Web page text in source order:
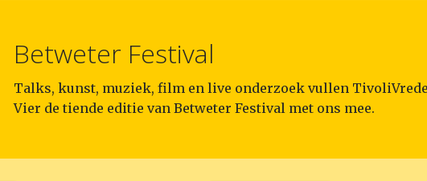
Betweter Festival
Talks, kunst, muziek, film en live onderzoek vullen
Vier de tiende editie van Betweter Festival met ons mee.